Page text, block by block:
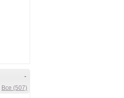
-
Все (507)